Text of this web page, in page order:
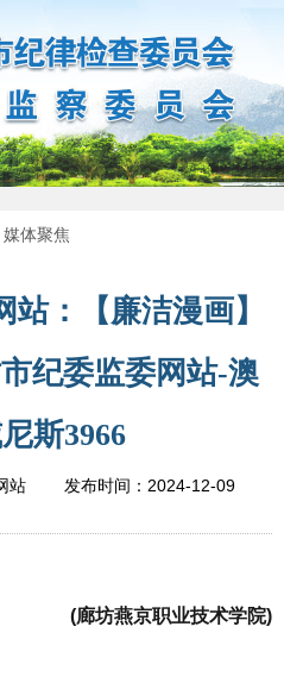
媒体聚焦
：【廉洁漫画】
纪委监委网站-澳
斯3966
站 发布时间： 2024-12-09
(廊坊燕京职业技术学院)